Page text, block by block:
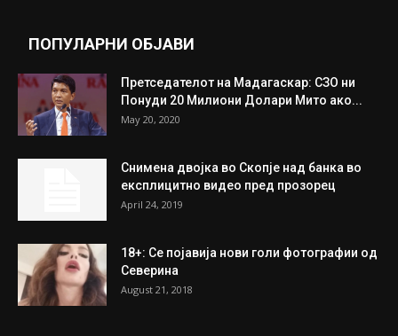
ПОПУЛАРНИ ОБЈАВИ
Претседателот на Мадагаскар: СЗО ни
Понуди 20 Милиони Долари Мито ако...
May 20, 2020
Снимена двојка во Скопје над банка во
експлицитно видео пред прозорец
April 24, 2019
18+: Се појавија нови голи фотографии од
Северина
August 21, 2018